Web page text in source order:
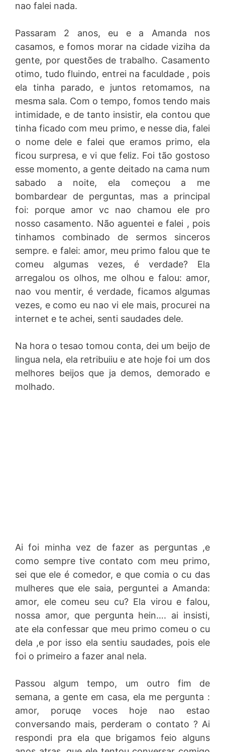
nao falei nada.
Passaram 2 anos, eu e a Amanda nos
casamos, e fomos morar na cidade viziha da
gente, por questões de trabalho. Casamento
otimo, tudo fluindo, entrei na faculdade , pois
ela tinha parado, e juntos retomamos, na
mesma sala. Com o tempo, fomos tendo mais
intimidade, e de tanto insistir, ela contou que
tinha ficado com meu primo, e nesse dia, falei
o nome dele e falei que eramos primo, ela
ficou surpresa, e vi que feliz. Foi tão gostoso
esse momento, a gente deitado na cama num
sabado a noite, ela começou a me
bombardear de perguntas, mas a principal
foi: porque amor vc nao chamou ele pro
nosso casamento. Não aguentei e falei , pois
tinhamos combinado de sermos sinceros
sempre. e falei: amor, meu primo falou que te
comeu algumas vezes, é verdade? Ela
arregalou os olhos, me olhou e falou: amor,
nao vou mentir, é verdade, ficamos algumas
vezes, e como eu nao vi ele mais, procurei na
internet e te achei, senti saudades dele.
Na hora o tesao tomou conta, dei um beijo de
lingua nela, ela retribuiiu e ate hoje foi um dos
melhores beijos que ja demos, demorado e
molhado.
Ai foi minha vez de fazer as perguntas ,e
como sempre tive contato com meu primo,
sei que ele é comedor, e que comia o cu das
mulheres que ele saia, perguntei a Amanda:
amor, ele comeu seu cu? Ela virou e falou,
nossa amor, que pergunta hein…. ai insisti,
ate ela confessar que meu primo comeu o cu
dela ,e por isso ela sentiu saudades, pois ele
foi o primeiro a fazer anal nela.
Passou algum tempo, um outro fim de
semana, a gente em casa, ela me pergunta :
amor, poruqe voces hoje nao estao
conversando mais, perderam o contato ? Ai
respondi pra ela que brigamos feio alguns